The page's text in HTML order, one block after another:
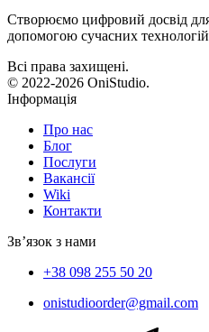
Створюємо цифровий досвід
допомогою сучасних
Всі права захищені.
© 2022-2026 OniStudio.
Інформація
Про нас
Блог
Послуги
Вакансії
Wiki
Контакти
Зв’язок з нами
+38 098 255 50 20
onistudioorder@gmail.com